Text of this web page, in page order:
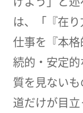
は、「『在
仕事を『本
続的・安定
質を見ない
道だけが目